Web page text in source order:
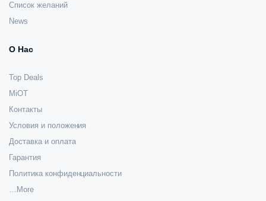
Список желаний
News
О Нас
Top Deals
MiOT
Контакты
Условия и положения
Доставка и оплата
Гарантия
Политика конфиденциальности
…More